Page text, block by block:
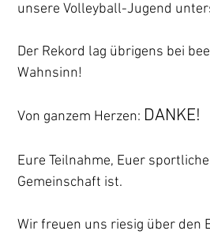
unsere Volleyball-Jugend
Der Rekord lag übrigens bei
Wahnsinn!
Von ganzem Herzen: DANKE!
Eure Teilnahme, Euer
Gemeinschaft ist.
Wir freuen uns riesig über den